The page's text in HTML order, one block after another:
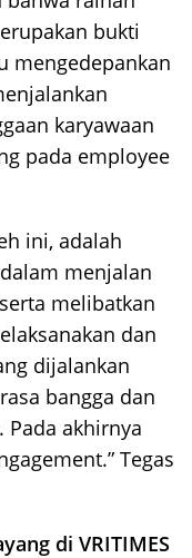
bukti
mengedepankan
karyawaan
pada employee
ini, adalah
menjalan
melibatkan
dan
dijalankan
bangga dan
akhirnya
Tegas
di VRITIMES